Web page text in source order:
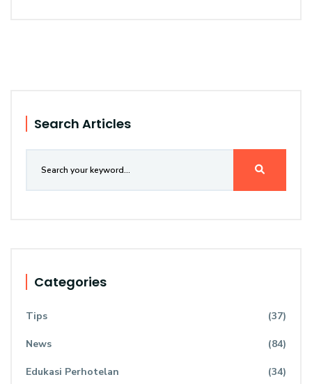
Search Articles
Categories
Tips (37)
News (84)
Edukasi Perhotelan (34)